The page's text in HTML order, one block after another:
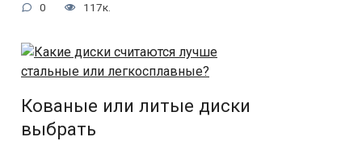
0 117к.
Кованые или литые диски
выбрать